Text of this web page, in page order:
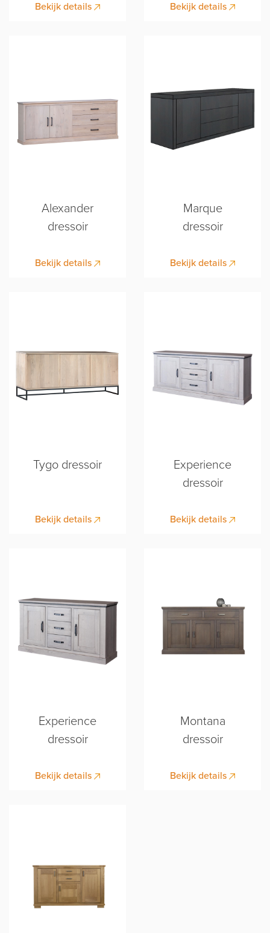
Bekijk details Bekijk details
Alexander
dressoir
Bekijk details
Marque
dressoir
Bekijk details
Tygo dressoir
Bekijk details
Experience
dressoir
Bekijk details
Experience
dressoir
Bekijk details
Montana
dressoir
Bekijk details